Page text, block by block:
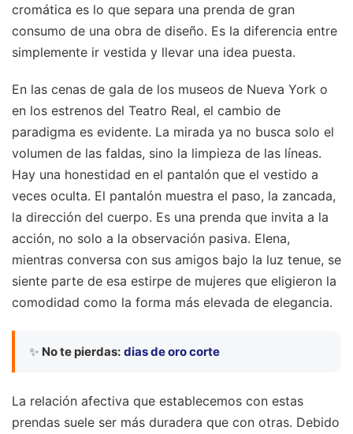
cromática es lo que separa una prenda de gran
consumo de una obra de diseño. Es la diferencia entre
simplemente ir vestida y llevar una idea puesta.
En las cenas de gala de los museos de Nueva York o
en los estrenos del Teatro Real, el cambio de
paradigma es evidente. La mirada ya no busca solo el
volumen de las faldas, sino la limpieza de las líneas.
Hay una honestidad en el pantalón que el vestido a
veces oculta. El pantalón muestra el paso, la zancada,
la dirección del cuerpo. Es una prenda que invita a la
acción, no solo a la observación pasiva. Elena,
mientras conversa con sus amigos bajo la luz tenue, se
siente parte de esa estirpe de mujeres que eligieron la
comodidad como la forma más elevada de elegancia.
✨ No te pierdas: dias de oro corte
La relación afectiva que establecemos con estas
prendas suele ser más duradera que con otras. Debido